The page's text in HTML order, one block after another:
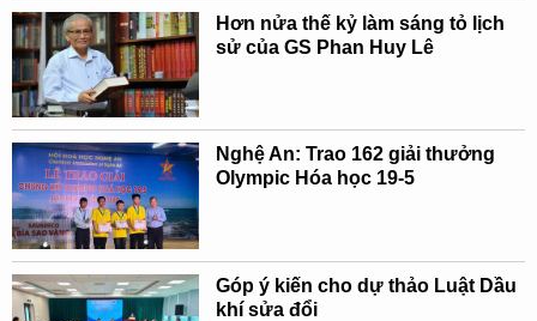
Hơn nửa thế kỷ làm sáng tỏ lịch
sử của GS Phan Huy Lê
Nghệ An: Trao 162 giải thưởng
Olympic Hóa học 19-5
Góp ý kiến cho dự thảo Luật Dầu
khí sửa đổi